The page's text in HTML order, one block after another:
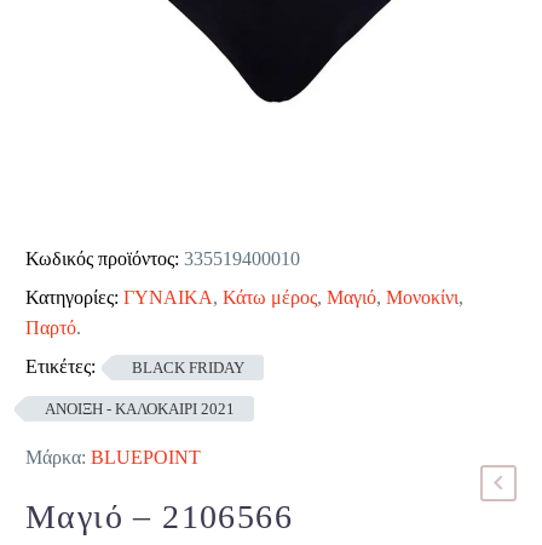
Κωδικός προϊόντος: 335519400010
Κατηγορίες: ΓΥΝΑΙΚΑ, Κάτω μέρος, Μαγιό, Μονοκίνι,
Παρτό.
Ετικέτες:
BLACK FRIDAY
ΑΝΟΙΞΗ - ΚΑΛΟΚΑΙΡΙ 2021
Μάρκα: BLUEPOINT
Μαγιό – 2106566